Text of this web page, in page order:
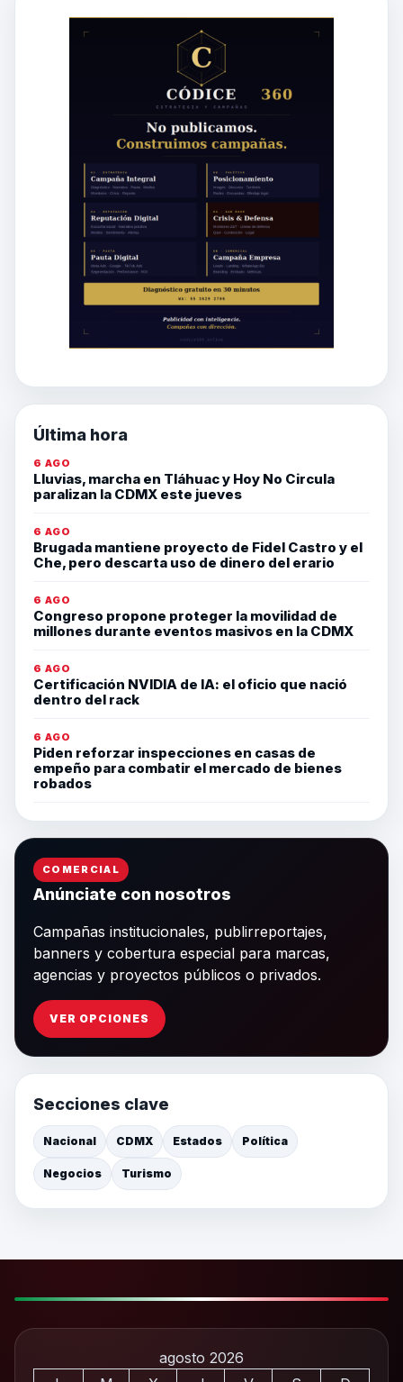
Última hora
6 AGO
Lluvias, marcha en Tláhuac y Hoy No Circula
paralizan la CDMX este jueves
6 AGO
Brugada mantiene proyecto de Fidel Castro y el
Che, pero descarta uso de dinero del erario
6 AGO
Congreso propone proteger la movilidad de
millones durante eventos masivos en la CDMX
6 AGO
Certificación NVIDIA de IA: el oficio que nació
dentro del rack
6 AGO
Piden reforzar inspecciones en casas de
empeño para combatir el mercado de bienes
robados
COMERCIAL
Anúnciate con nosotros
Campañas institucionales, publirreportajes,
banners y cobertura especial para marcas,
agencias y proyectos públicos o privados.
VER OPCIONES
Secciones clave
Nacional CDMX Estados Política
Negocios Turismo
agosto 2026